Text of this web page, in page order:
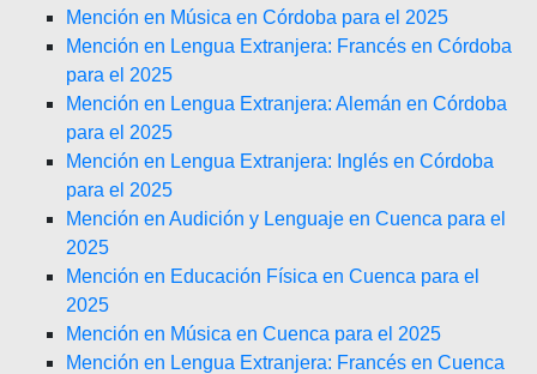
Mención en Música en Córdoba para el 2025
Mención en Lengua Extranjera: Francés en Córdoba
para el 2025
Mención en Lengua Extranjera: Alemán en Córdoba
para el 2025
Mención en Lengua Extranjera: Inglés en Córdoba
para el 2025
Mención en Audición y Lenguaje en Cuenca para el
2025
Mención en Educación Física en Cuenca para el
2025
Mención en Música en Cuenca para el 2025
Mención en Lengua Extranjera: Francés en Cuenca